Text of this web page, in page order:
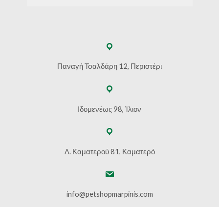
Παναγή Τσαλδάρη 12, Περιστέρι
Ιδομενέως 98, Ίλιον
Λ. Καματερού 81, Καματερό
info@petshopmarpinis.com